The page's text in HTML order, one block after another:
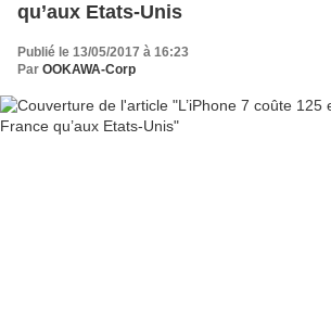
qu’aux Etats-Unis
Publié le 13/05/2017 à 16:23
Par OOKAWA-Corp